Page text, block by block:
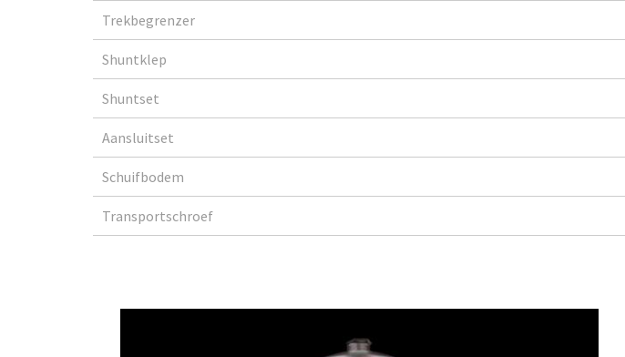
Trekbegrenzer
Shuntklep
Shuntset
Aansluitset
Schuifbodem
Transportschroef